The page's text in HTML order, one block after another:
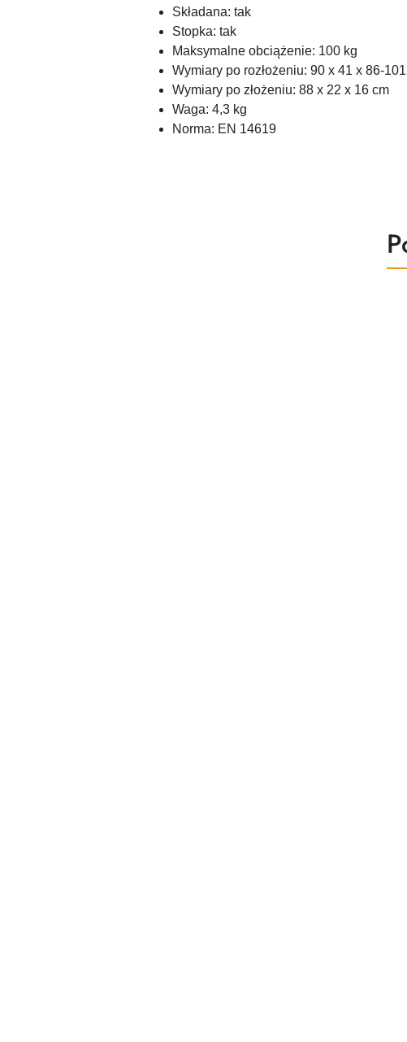
Składana: tak
Stopka: tak
Maksymalne obciążenie: 100 kg
Wymiary po rozłożeniu: 90 x 41 x 86-
Wymiary po złożeniu: 88 x 22 x 16 cm
Waga: 4,3 kg
Norma: EN 14619
o